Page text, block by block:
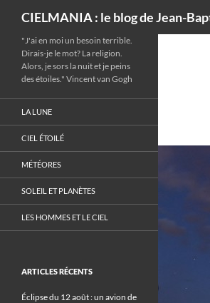
CIELMANIA : le blog de Jean-
"J'ai en moi un besoin terrible.
Dirais-je le mot? La religion.
Alors, je sors la nuit et je peins
des étoiles." Vincent van Gogh
LA LUNE
CIEL ÉTOILÉ
MÉTÉORES
SOLEIL ET PLANÈTES
LES HOMMES ET LE CIEL
ARTICLES RÉCENTS
Éclipse du 12 août : un avion de